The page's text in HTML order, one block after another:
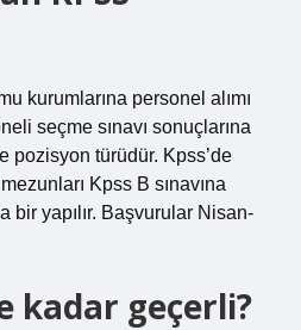
kurumlarına personel alımı
seçme sınavı sonuçlarına
pozisyon türüdür. Kpss’de
Kpss B sınavına
bir yapılır. Başvurular Nisan-
kadar geçerli?